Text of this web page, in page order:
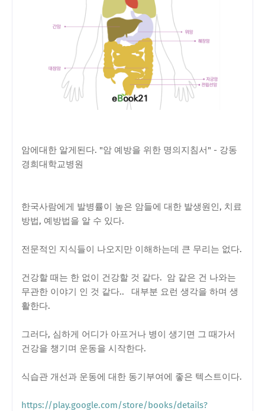
암에대한 알게된다. "암 예방을 위한 명의지침서" - 강동
경희대학교병원
한국사람에게 발병률이 높은 암들에 대한 발생원인, 치료
방법, 예방법을 알 수 있다.
전문적인 지식들이 나오지만 이해하는데 큰 무리는 없다.
건강할 때는 한 없이 건강할 것 같다. 암 같은 건 나와는
무관한 이야기 인 것 같다.. 대부분 요런 생각을 하며 생
활한다.
그러다, 심하게 어디가 아프거나 병이 생기면 그 때가서
건강을 챙기며 운동을 시작한다.
식습관 개선과 운동에 대한 동기부여에 좋은 텍스트이다.
https://play.google.com/store/books/details?